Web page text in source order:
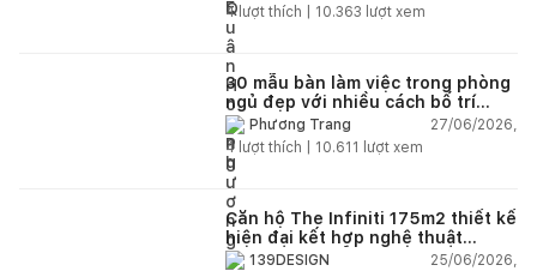
4lượt thích | 10.363 lượt xem
30 mẫu bàn làm việc trong phòng
ngủ đẹp với nhiều cách bố trí
thông minh cho mọi diện tích
Phương Trang
27/06/2026,
4 lượt thích | 10.611 lượt xem
Căn hộ The Infiniti 175m2 thiết kế
hiện đại kết hợp nghệ thuật
Modern Art đầy cảm xúc
139DESIGN
25/06/2026,